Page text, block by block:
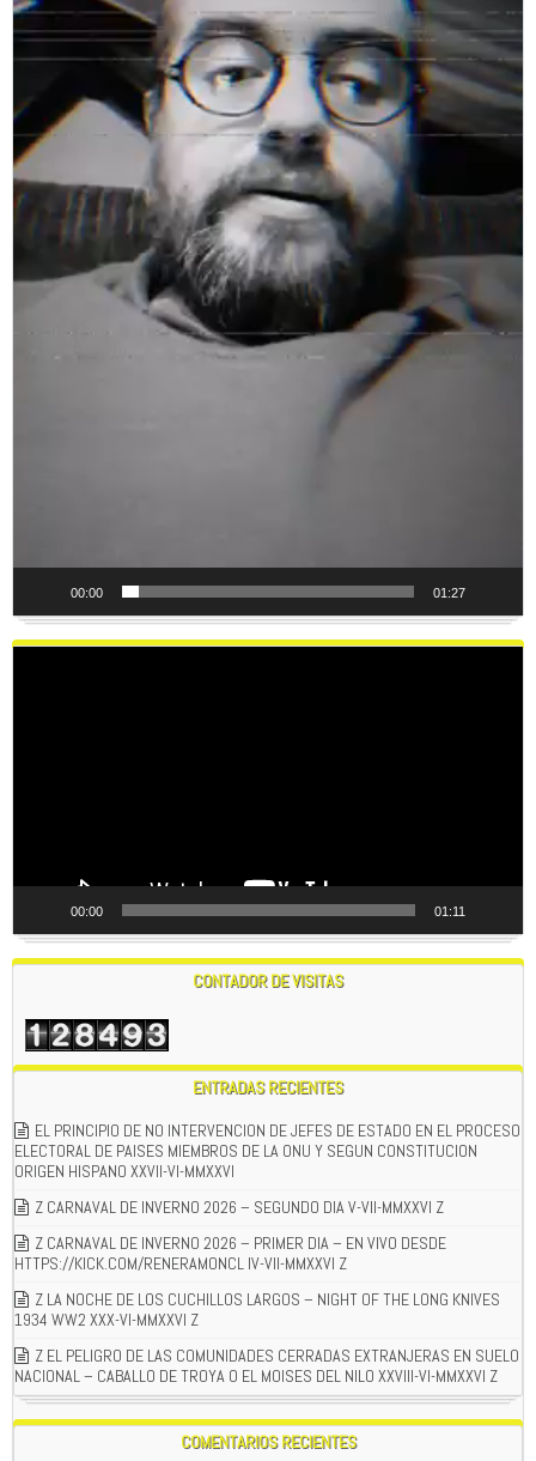
00:00 01:27
00:00 01:11
CONTADOR DE VISITAS
ENTRADAS RECIENTES
EL PRINCIPIO DE NO INTERVENCION DE JEFES DE ESTADO EN EL PROCESO
ELECTORAL DE PAISES MIEMBROS DE LA ONU Y SEGUN CONSTITUCION
ORIGEN HISPANO XXVII-VI-MMXXVI
Z CARNAVAL DE INVERNO 2026 – SEGUNDO DIA V-VII-MMXXVI Z
Z CARNAVAL DE INVERNO 2026 – PRIMER DIA – EN VIVO DESDE
HTTPS://KICK.COM/RENERAMONCL IV-VII-MMXXVI Z
Z LA NOCHE DE LOS CUCHILLOS LARGOS – NIGHT OF THE LONG KNIVES
1934 WW2 XXX-VI-MMXXVI Z
Z EL PELIGRO DE LAS COMUNIDADES CERRADAS EXTRANJERAS EN SUELO
NACIONAL – CABALLO DE TROYA O EL MOISES DEL NILO XXVIII-VI-MMXXVI Z
COMENTARIOS RECIENTES